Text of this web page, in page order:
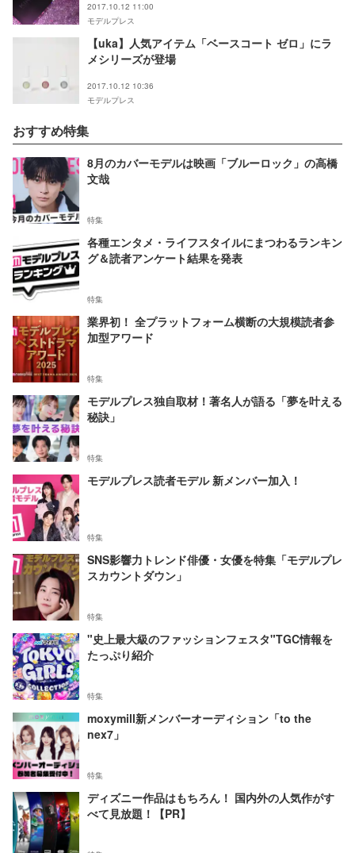
2017.10.12 11:00
モデルプレス
【uka】人気アイテム「ベースコート ゼロ」にラ
メシリーズが登場
2017.10.12 10:36
モデルプレス
おすすめ特集
8月のカバーモデルは映画「ブルーロック」の高橋
文哉
特集
各種エンタメ・ライフスタイルにまつわるランキン
グ＆読者アンケート結果を発表
特集
業界初！ 全プラットフォーム横断の大規模読者参
加型アワード
特集
モデルプレス独自取材！著名人が語る「夢を叶える
秘訣」
特集
モデルプレス読者モデル 新メンバー加入！
特集
SNS影響力トレンド俳優・女優を特集「モデルプレ
スカウントダウン」
特集
"史上最大級のファッションフェスタ"TGC情報を
たっぷり紹介
特集
moxymill新メンバーオーディション「to the
nex7」
特集
ディズニー作品はもちろん！ 国内外の人気作がす
べて見放題！【PR】